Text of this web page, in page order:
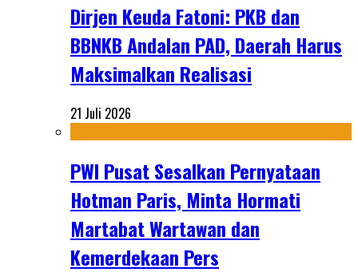
Dirjen Keuda Fatoni: PKB dan
BBNKB Andalan PAD, Daerah Harus
Maksimalkan Realisasi
21 Juli 2026
PWI Pusat Sesalkan Pernyataan
Hotman Paris, Minta Hormati
Martabat Wartawan dan
Kemerdekaan Pers